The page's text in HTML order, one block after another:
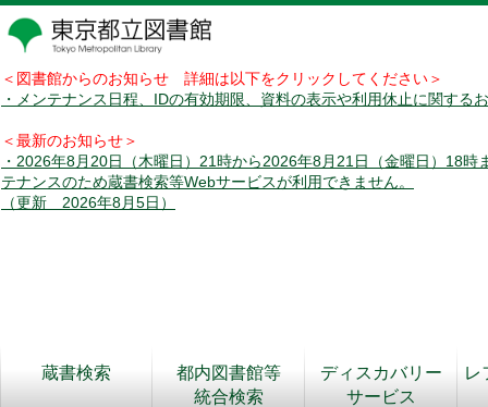
＜図書館からのお知らせ 詳細は以下をクリックしてください＞
・メンテナンス日程、IDの有効期限、資料の表示や利用休止に関する
＜最新のお知らせ＞
・2026年8月20日（木曜日）21時から2026年8月21日（金曜日）18時
テナンスのため蔵書検索等Webサービスが利用できません。
（更新 2026年8月5日）
蔵書検索
都内図書館等
統合検索
ディスカバリー
サービス
レ